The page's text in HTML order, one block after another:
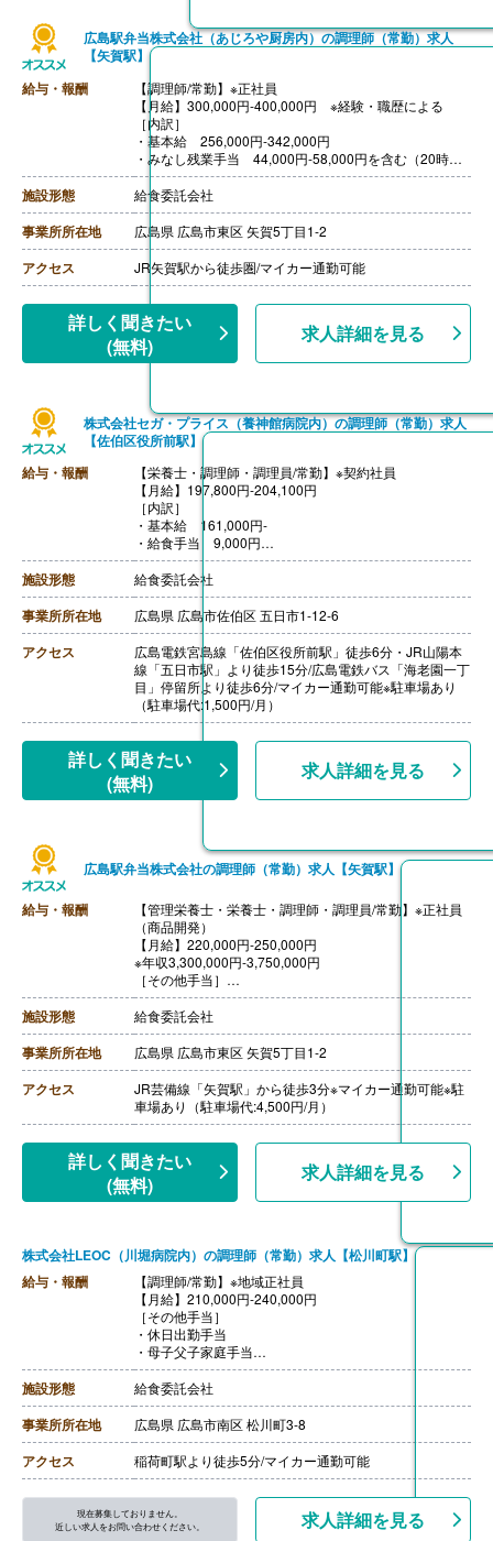
広島駅弁当株式会社（あじろや厨房内）の調理師（常勤）求人
【矢賀駅】
給与・報酬
【調理師/常勤】※正社員
【月給】300,000円-400,000円 ※経験・職歴による
［内訳］
・基本給 256,000円-342,000円
・みなし残業手当 44,000円-58,000円を含む（20時間
相当）
※固定残業時間を超える時間外労働、休日労働および深
夜労働に対して割増賃金を追加で支払う
【賞与】2ヶ月
【通勤手当】あり（上限15,000円）※ガソリン代支給あ
り
【昇給】年1回
施設形態 給食委託会社
事業所所在地 広島県 広島市東区 矢賀5丁目1-2
アクセス JR矢賀駅から徒歩圏/マイカー通勤可能
詳しく聞きたい
(無料)
求人詳細を見る
株式会社セガ・プライス（養神館病院内）の調理師（常勤）求人
【佐伯区役所前駅】
給与・報酬
【栄養士・調理師・調理員/常勤】※契約社員
【月給】197,800円-204,100円
［内訳］
・基本給 161,000円-
・給食手当 9,000円
・暫定手当 11,000円
・早出手当 16,800円-23,100円 ※2,100円/回×月8回-1
1回で計算
［その他手当］
・家族手当
・日直手当 1,300円/回
【賞与】年2回（計3.60ヶ月分）※前年度実績
【通勤手当】あり（上限26,000円/月）
【昇給】年1回
【退職金】あり※勤続3年以上
施設形態 給食委託会社
事業所所在地 広島県 広島市佐伯区 五日市1-12-6
アクセス
広島電鉄宮島線「佐伯区役所前駅」徒歩6分・JR山陽本
線「五日市駅」より徒歩15分/広島電鉄バス「海老園一丁
目」停留所より徒歩6分/マイカー通勤可能※駐車場あり
（駐車場代:1,500円/月）
詳しく聞きたい
(無料)
求人詳細を見る
広島駅弁当株式会社の調理師（常勤）求人【矢賀駅】
給与・報酬
【管理栄養士・栄養士・調理師・調理員/常勤】※正社員
（商品開発）
【月給】220,000円-250,000円
※年収3,300,000円-3,750,000円
［その他手当］
・栄養士手当
・調理師手当
【賞与】年2回（計3.00ヶ月分）※理論値
【通勤手当】あり（上限6,500円/月）
【昇給】あり
【退職金】あり※勤続3年以上
施設形態 給食委託会社
事業所所在地 広島県 広島市東区 矢賀5丁目1-2
アクセス
JR芸備線「矢賀駅」から徒歩3分※マイカー通勤可能※駐
車場あり（駐車場代:4,500円/月）
詳しく聞きたい
(無料)
求人詳細を見る
株式会社LEOC（川堀病院内）の調理師（常勤）求人【松川町駅】
給与・報酬
【調理師/常勤】※地域正社員
【月給】210,000円-240,000円
［その他手当］
・休日出勤手当
・母子父子家庭手当
・休憩手当
【賞与】年2回（計2.00ヶ月分）※前年度実績
【通勤手当】あり（片道2km以上、公共交通機関全額、
車20円/km、バイク15円/km、自転車500円/月）
【昇給】あり（1月あたり400円-600円）※前年度実績
【退職金】あり※勤続年数10年以上
【企業年金】あり※確定拠出年金
施設形態 給食委託会社
事業所所在地 広島県 広島市南区 松川町3-8
アクセス 稲荷町駅より徒歩5分/マイカー通勤可能
現在募集しておりません。
近しい求人をお問い合わせください。
求人詳細を見る